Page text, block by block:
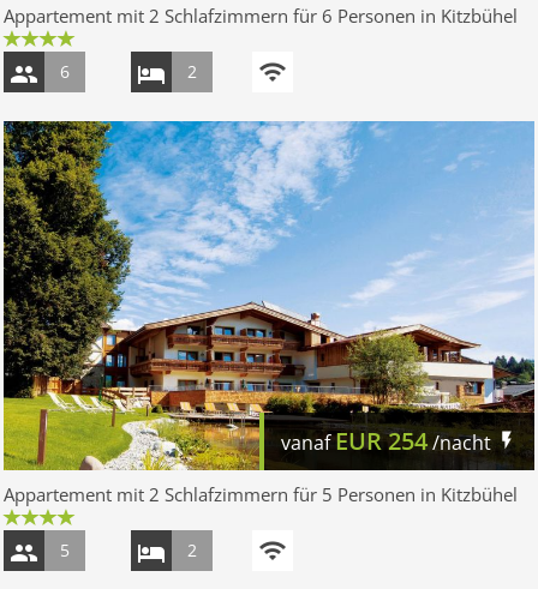
Appartement mit 2 Schlafzimmern für 6 Personen in Kitzbühel
6 2
vanafEUR254/nacht
Appartement mit 2 Schlafzimmern für 5 Personen in Kitzbühel
5 2